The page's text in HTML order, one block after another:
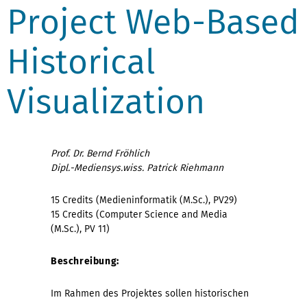
Project Web-Based
Historical
Visualization
Prof. Dr. Bernd Fröhlich
Dipl.-Mediensys.wiss. Patrick Riehmann
15 Credits (Medieninformatik (M.Sc.), PV29)
15 Credits (Computer Science and Media
(M.Sc.), PV 11)
Beschreibung:
Im Rahmen des Projektes sollen historischen